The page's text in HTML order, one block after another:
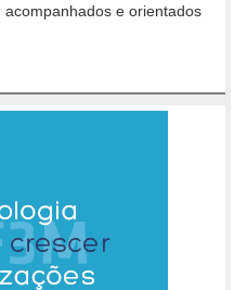
e orientados